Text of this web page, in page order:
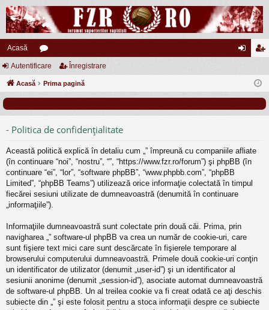
Acasă
or
u eg
Autentificare Înregistrare
Acasă Prima pagină
- Politica de confidenţialitate
Această politică explică în detaliu cum „” împreună cu companiile afliate
(în continuare “noi”, “nostru”, “”, “https://www.fzr.ro/forum”) şi phpBB (în
continuare “ei”, “lor”, “software phpBB”, “www.phpbb.com”, “phpBB
Limited”, “phpBB Teams”) utilizează orice informaţie colectată în timpul
fiecărei sesiuni utilizate de dumneavoastră (denumită în continuare
„informaţiile”).
Informaţiile dumneavoastră sunt colectate prin două căi. Prima, prin
navigharea „” software-ul phpBB va crea un număr de cookie-uri, care
sunt fişiere text mici care sunt descărcate în fişierele temporare al
browserului computerului dumneavoastră. Primele două cookie-uri conţin
un identificator de utilizator (denumit „user-id”) şi un identificator al
sesiunii anonime (denumit „session-id”), asociate automat dumneavoastră
de software-ul phpBB. Un al treilea cookie va fi creat odată ce aţi deschis
subiecte din „” şi este folosit pentru a stoca informaţii despre ce subiecte